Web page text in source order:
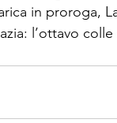
in proroga,
l’ottavo